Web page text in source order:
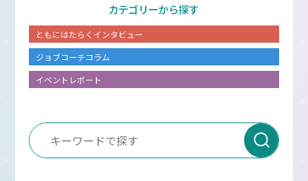
カテゴリーから探す
ともにはたらくインタビュー
ジョブコーチコラム
イベントレポート